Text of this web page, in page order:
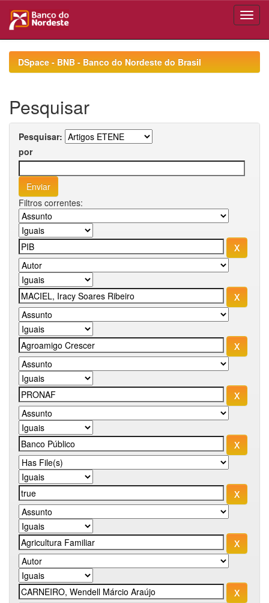
navigationDSpace - BNB - Banco do Nordeste do Brasil
Pesquisar
Pesquisar:
por
Filtros correntes: